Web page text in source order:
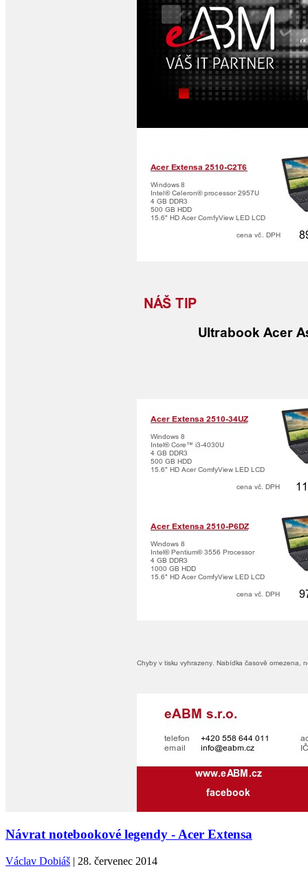
Návrat notebookové legendy - Acer Extensa
Václav Dobiáš | 28. červenec 2014